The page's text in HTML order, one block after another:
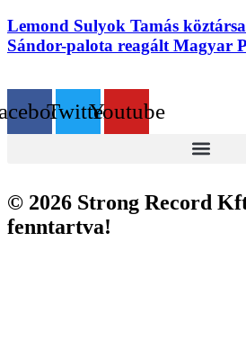
Lemond Sulyok Tamás
Sándor-palota reagált Magyar
TwitterYoutube
© 2026 Strong Record
fenntartva!